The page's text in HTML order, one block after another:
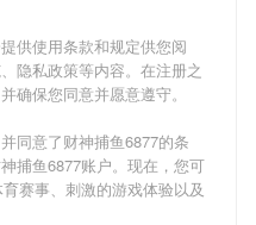
供使用条款和规定供您阅
隐私政策等内容。在注册之
确保您同意并愿意遵守。
同意了财神捕鱼6877的条
捕鱼6877账户。现在，您可
赛事、刺激的游戏体验以及